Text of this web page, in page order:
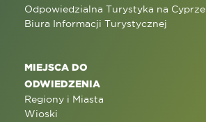
Odpowiedzialna Turystyka na Cyprze
Biura Informacji Turystycznej
MIEJSCA DO
ODWIEDZENIA
Regiony i Miasta
Wioski